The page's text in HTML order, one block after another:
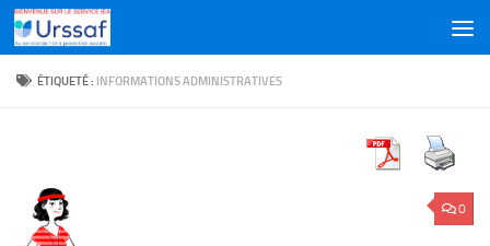
Skip to content
ÉTIQUETÉ : INFORMATIONS ADMINISTRATIVES
0